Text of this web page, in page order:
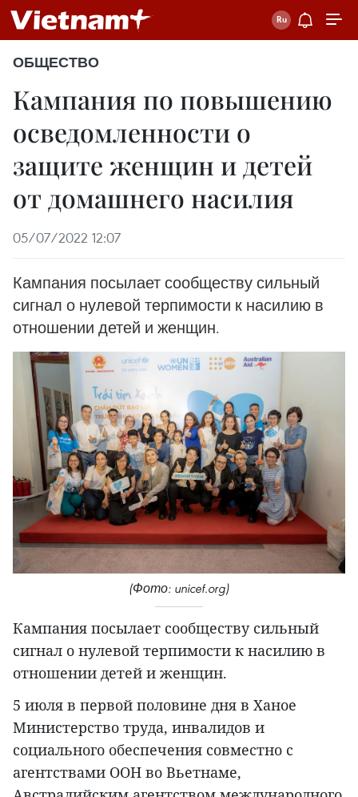
ОБЩЕСТВО
Кампания по повышению
осведомленности о
защите женщин и детей
от домашнего насилия
05/07/2022 12:07
Кампания посылает сообществу сильный
сигнал о нулевой терпимости к насилию в
отношении детей и женщин.
(Фото: unicef.org)
Кампания посылает сообществу сильный
сигнал о нулевой терпимости к насилию в
отношении детей и женщин.
5 июля в первой половине дня в Ханое
Министерство труда, инвалидов и
социального обеспечения совместно с
агентствами ООН во Вьетнаме,